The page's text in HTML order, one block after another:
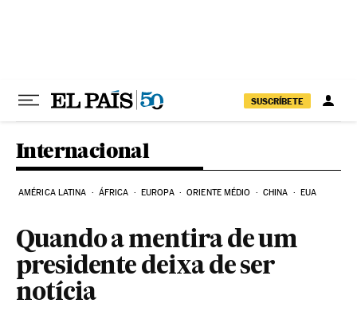
SUSCRÍBETE
Internacional
AMÉRICA LATINA ÁFRICA EUROPA ORIENTE MÉDIO CHINA EUA
Quando a mentira de um
presidente deixa de ser
notícia